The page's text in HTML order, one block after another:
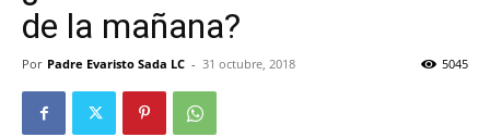
de la mañana?
Por Padre Evaristo Sada LC - 31 octubre, 2018 5045